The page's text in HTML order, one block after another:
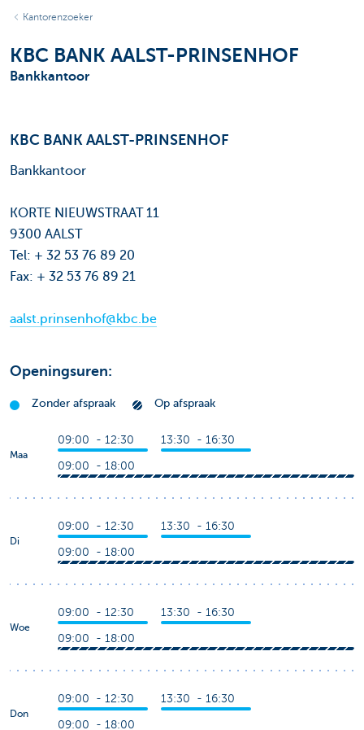
Kantorenzoeker
KBC BANK AALST-PRINSENHOF
Bankkantoor
KBC BANK AALST-PRINSENHOF
Bankkantoor
KORTE NIEUWSTRAAT 11
9300 AALST
Tel: + 32 53 76 89 20
Fax: + 32 53 76 89 21
aalst.prinsenhof@kbc.be
Openingsuren:
Zonder afspraak Op afspraak
Maa
09:00 - 12:30 13:30 - 16:30
09:00 - 18:00
Di
09:00 - 12:30 13:30 - 16:30
09:00 - 18:00
Woe
09:00 - 12:30 13:30 - 16:30
09:00 - 18:00
Don
09:00 - 12:30 13:30 - 16:30
09:00 - 18:00